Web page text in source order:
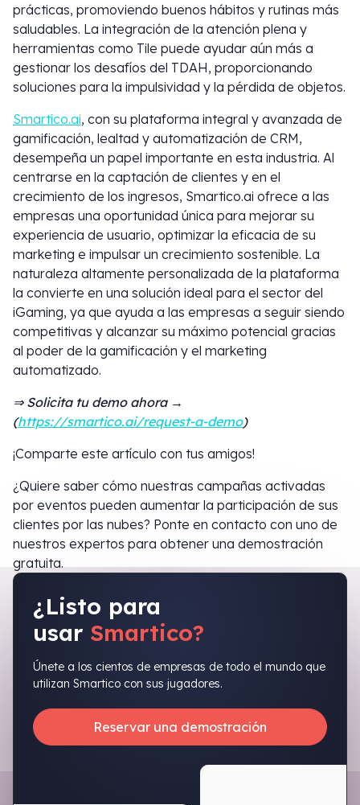
prácticas, promoviendo buenos hábitos y rutinas más
saludables. La integración de la atención plena y
herramientas como Tile puede ayudar aún más a
gestionar los desafíos del TDAH, proporcionando
soluciones para la impulsividad y la pérdida de objetos.
Smartico.ai, con su plataforma integral y avanzada de
gamificación, lealtad y automatización de CRM,
desempeña un papel importante en esta industria. Al
centrarse en la captación de clientes y en el
crecimiento de los ingresos, Smartico.ai ofrece a las
empresas una oportunidad única para mejorar su
experiencia de usuario, optimizar la eficacia de su
marketing e impulsar un crecimiento sostenible. La
naturaleza altamente personalizada de la plataforma
la convierte en una solución ideal para el sector del
iGaming, ya que ayuda a las empresas a seguir siendo
competitivas y alcanzar su máximo potencial gracias
al poder de la gamificación y el marketing
automatizado.
⇒ Solicita tu demo ahora →
(https://smartico.ai/request-a-demo)
¡Comparte este artículo con tus amigos!
¿Quiere saber cómo nuestras campañas activadas
por eventos pueden aumentar la participación de sus
clientes por las nubes? Ponte en contacto con uno de
nuestros expertos para obtener una demostración
gratuita.
¿Listo para
usar Smartico?
Únete a los cientos de empresas de todo el mundo que
utilizan Smartico con sus jugadores.
Reservar una demostración